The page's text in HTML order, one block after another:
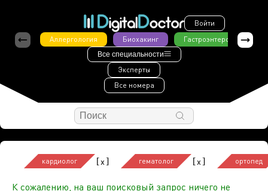
Войти
Аллергология
Биохакинг Гастроэнтерология
Все специальности
Эксперты
Все номера
кардиолог [x] гематолог [x] ортопед
К сожалению, на ваш поисковый запрос ничего не